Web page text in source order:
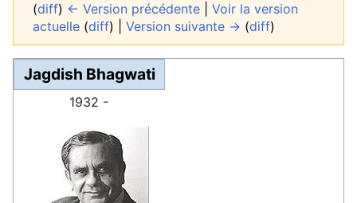
(diff) ← Version précédente
Voir la version
actuelle (diff) | Version suivante → (diff)
Jagdish Bhagwati
1932 -